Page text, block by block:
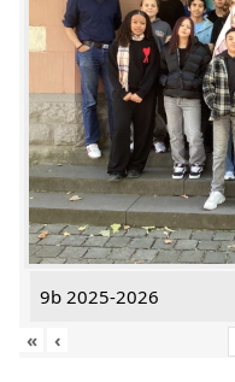
9b 2025-2026
«
‹